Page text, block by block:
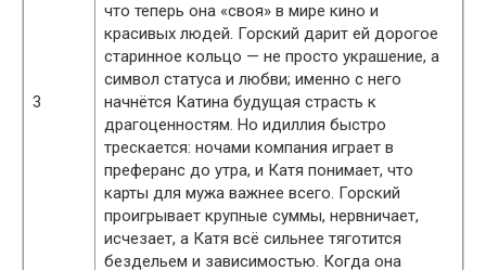
3
что теперь она «своя» в мире кино и
красивых людей. Горский дарит ей дорогое
старинное кольцо — не просто украшение, а
символ статуса и любви; именно с него
начнётся Катина будущая страсть к
драгоценностям. Но идиллия быстро
трескается: ночами компания играет в
преферанс до утра, и Катя понимает, что
карты для мужа важнее всего. Горский
проигрывает крупные суммы, нервничает,
исчезает, а Катя всё сильнее тяготится
бездельем и зависимостью. Когда она